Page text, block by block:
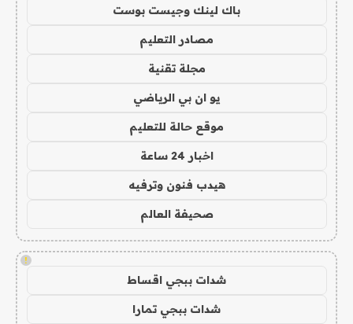
باك لينك وجيست بوست
مصادر التعليم
مجلة تقنية
يو ان بي الرياضي
موقع حالة للتعليم
اخبار 24 ساعة
هيدب فنون وترفيه
صحيفة العالم
!
شدات ببجي اقساط
شدات ببجي تمارا